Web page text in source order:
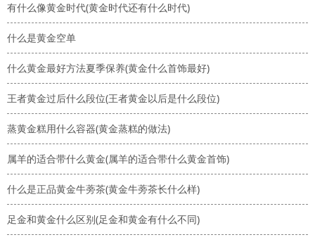
有什么像黄金时代(黄金时代还有什么时代)
什么是黄金空单
什么黄金最好方法夏季保养(黄金什么首饰最好)
王者黄金过后什么段位(王者黄金以后是什么段位)
蒸黄金糕用什么容器(黄金蒸糕的做法)
属羊的适合带什么黄金(属羊的适合带什么黄金首饰)
什么是正品黄金牛蒡茶(黄金牛蒡茶长什么样)
足金和黄金什么区别(足金和黄金有什么不同)